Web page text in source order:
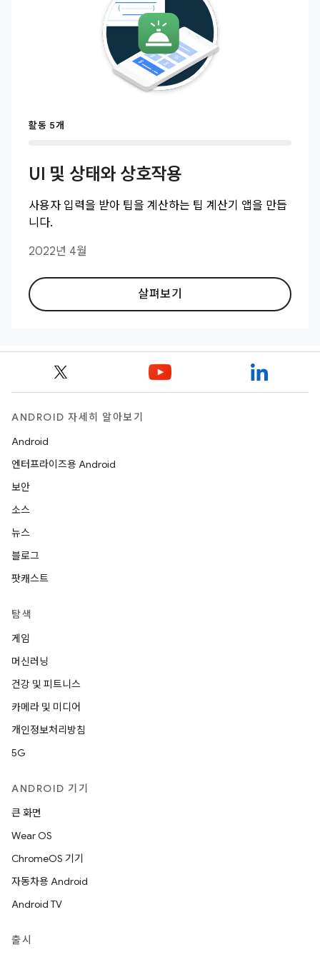
활동 5개
UI 및 상태와 상호작용
사용자 입력을 받아 팁을 계산하는 팁 계산기 앱을 만듭
니다.
2022년 4월
살펴보기
ANDROID 자세히 알아보기
Android
엔터프라이즈용 Android
보안
소스
뉴스
블로그
팟캐스트
탐색
게임
머신러닝
건강 및 피트니스
카메라 및 미디어
개인정보처리방침
5G
ANDROID 기기
큰 화면
Wear OS
ChromeOS 기기
자동차용 Android
Android TV
출시